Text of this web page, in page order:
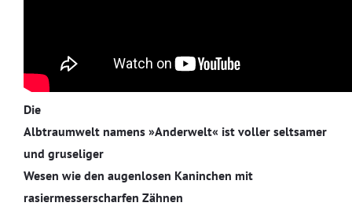
Die
Albtraumwelt namens »Anderwelt« ist voller seltsamer
und gruseliger
Wesen wie den augenlosen Kaninchen mit
rasiermesserscharfen Zähnen